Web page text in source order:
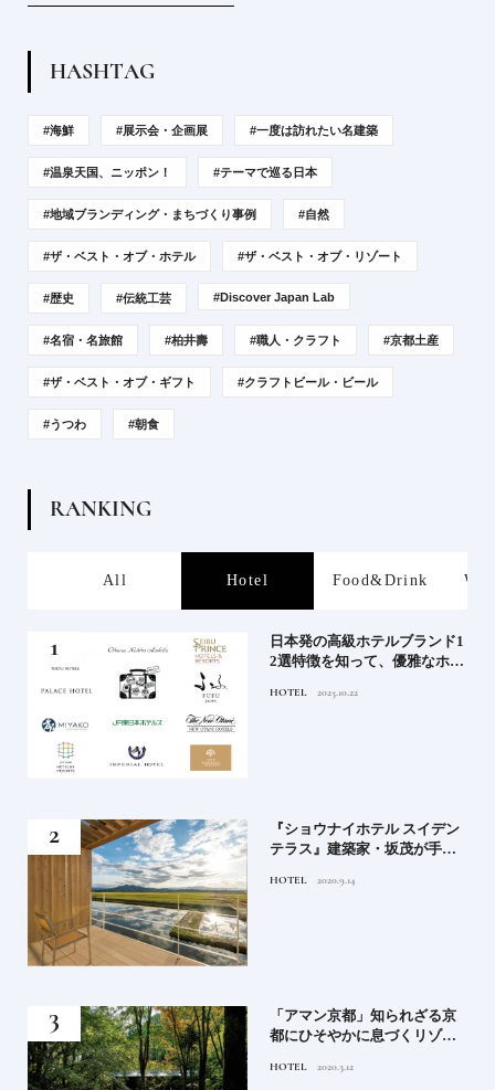
HASHTAG
#海鮮 #展示会・企画展 #一度は訪れたい名建築
#温泉天国、ニッポン！ #テーマで巡る日本
#地域ブランディング・まちづくり事例 #自然
#ザ・ベスト・オブ・ホテル #ザ・ベスト・オブ・リゾート
#歴史 #伝統工芸 #Discover Japan Lab
#名宿・名旅館 #柏井壽 #職人・クラフト #京都土産
#ザ・ベスト・オブ・ギフト #クラフトビール・ビール
#うつわ #朝食
RANKING
All Hotel Food&Drink
日本発の高級ホテルブランド1
2選特徴を知って、優雅なホテ
ンド大解剖①
HOTEL 2025.10.22
『ショウナイホテル スイデン
テラス』建築家・坂茂が手掛
シンボル
HOTEL 2020.9.14
「アマン京都」知られざる京
都にひそやかに息づくリゾー
HOTEL 2020.3.12